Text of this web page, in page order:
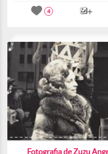
4
Fotografia de Zuzu